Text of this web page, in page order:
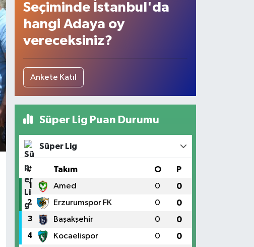
Seçiminde İstanbul'da
hangi Adaya oy
vereceksiniz?
Ankete Katıl
Süper Lig Puan Durumu
Süper Lig
# Takım O P
1 Amed 0 0
2 Erzurumspor FK 0 0
3 Başakşehir 0 0
4 Kocaelispor 0 0